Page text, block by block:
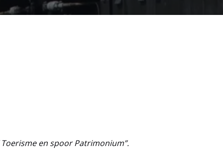
en spoor Patrimonium”.